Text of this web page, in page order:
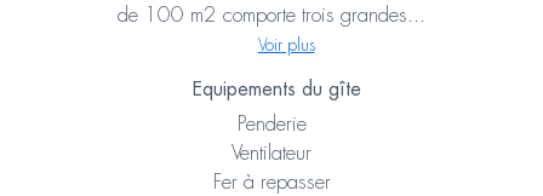
de 100 m2 comporte trois grandes...
Voir plus
Equipements du gîte
Penderie
Ventilateur
Fer à repasser